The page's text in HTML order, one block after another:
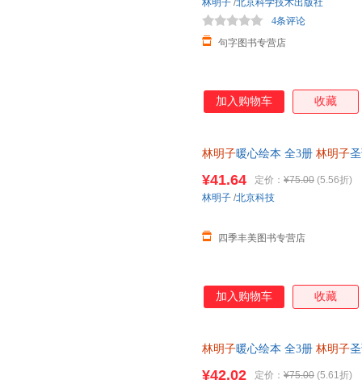
句字图书专营店
4条评论
林明子 /北京科学技术出版社
加入购物车 收藏
林明子暖心绘本 全3册 林明子
¥41.64 定价： ¥75.00 (5.56折)
四季丰美图书专营店
林明子 /北京科技
加入购物车 收藏
林明子暖心绘本 全3册 林明子
¥42.02 定价： ¥75.00 (5.61折)